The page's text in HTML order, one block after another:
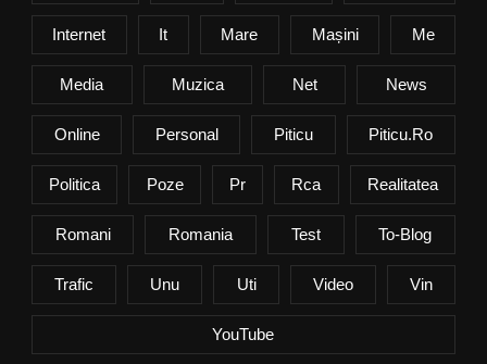
Internet It Mare Mașini Me
Media Muzica Net News
Online Personal Piticu Piticu.ro
Politica Poze Pr Rca Realitatea
Romani Romania Test To-Blog
Trafic Unu Uti Video Vin
YouTube